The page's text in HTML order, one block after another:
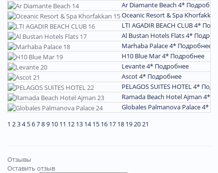
Ar Diamante Beach 4*
Oceanic Resort & Spa
LTI AGADIR BEACH CLUB 4*
Al Bustan Hotels Flats 4*
Marhaba Palace 4* Подробнее
H10 Blue Mar 4* Подробнее
Levante 4* Подробнее
Ascot 4* Подробнее
PELAGOS SUITES HOTEL 4*
Ramada Beach Hotel Ajman 4*
Globales Palmanova Palace 4*
1 234 56789 10 11 12 13 14 15 16 17 18 19 20 21
Отзывы
Оставить отзыв